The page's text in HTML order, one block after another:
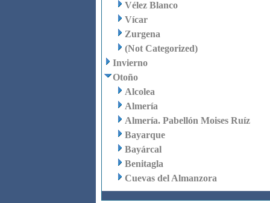
Vélez Blanco
Vícar
Zurgena
(Not Categorized)
Invierno
Otoño
Alcolea
Almería
Almería. Pabellón Moises Ruíz
Bayarque
Bayárcal
Benitagla
Cuevas del Almanzora